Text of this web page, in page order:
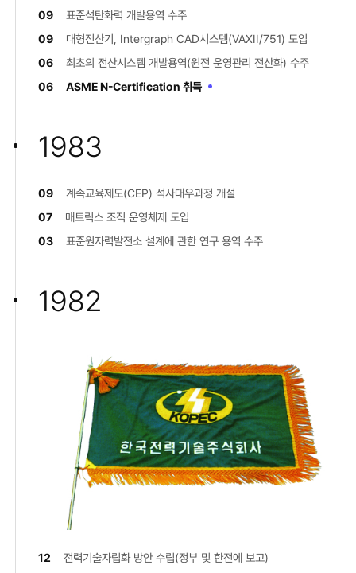
09
표준석탄화력 개발용역 수주
09
대형전산기, Intergraph CAD시스템(VAXII/751) 도입
06
최초의 전산시스템 개발용역(원전 운영관리 전산화) 수주
06
ASME N-Certification 취득
1983
09
계속교육제도(CEP) 석사대우과정 개설
07
매트릭스 조직 운영체제 도입
03
표준원자력발전소 설계에 관한 연구 용역 수주
1982
12 전력기술자립화 방안 수립(정부 및 한전에 보고)